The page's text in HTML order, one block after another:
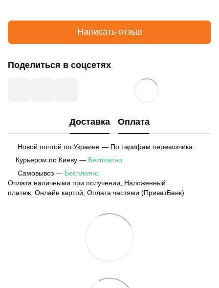
Написать отзыв
Поделиться в соцсетях
Доставка Оплата
Новой почтой по Украине — По тарифам перевозчика
Курьером по Киеву — Бесплатно
Самовывоз — Бесплатно
Оплата наличными при получении, Наложенный
платеж, Онлайн картой, Оплата частями (ПриватБанк)